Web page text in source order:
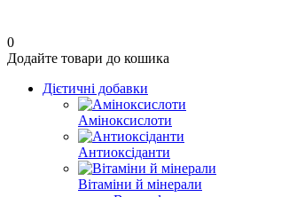
0
Додайте товари до кошика
Дієтичні добавки
Аміноксислоти
Антиоксіданти
Вітаміни й мінерали